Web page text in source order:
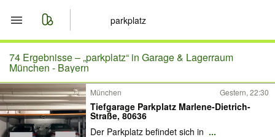
Start
Merkliste
Nachrichten
74 Ergebnisse –„parkplatz“ in Garage & Lagerraum
München - Bayern
München Gestern, 22:30
Tiefgarage Parkplatz Marlene-Dietrich-
Straße, 80636
Der Parkplatz befindet sich in ...